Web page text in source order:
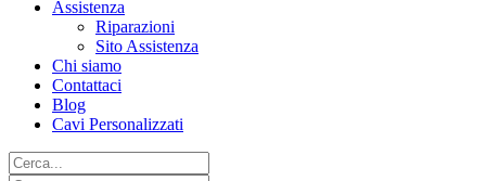
Assistenza
Riparazioni
Sito Assistenza
Chi siamo
Contattaci
Blog
Cavi Personalizzati